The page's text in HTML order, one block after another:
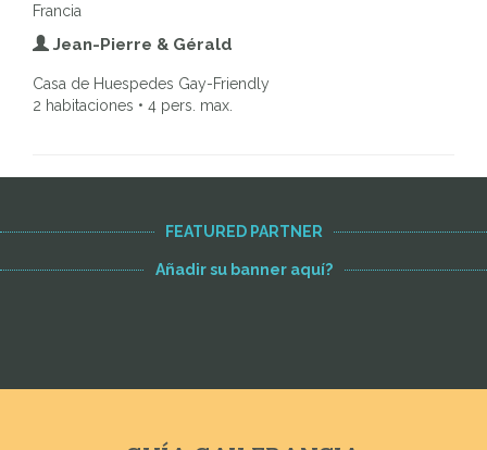
Francia
Jean-Pierre & Gérald
Casa de Huespedes Gay-Friendly
2 habitaciones • 4 pers. max.
FEATURED PARTNER
Añadir su banner aquí?